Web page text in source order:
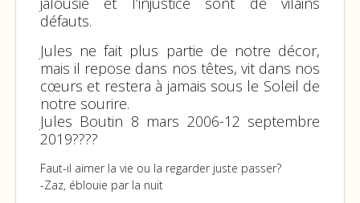
défauts.
Jules ne fait plus partie de notre décor,
mais il repose dans nos têtes, vit dans nos
cœurs et restera à jamais sous le Soleil de
notre sourire.
Jules Boutin 8 mars 2006-12 septembre
2019????
Faut-il aimer la vie ou la regarder juste passer?
-Zaz, éblouie par la nuit